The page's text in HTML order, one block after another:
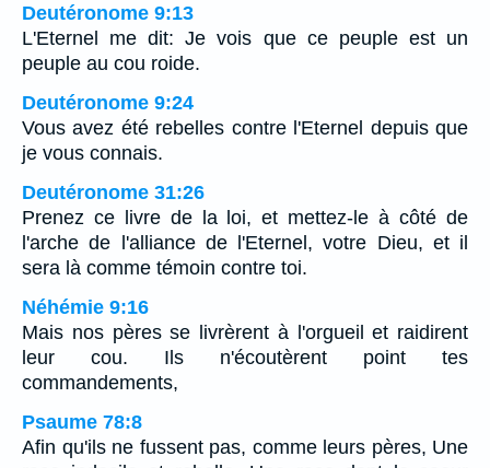
Deutéronome 9:13
L'Eternel me dit: Je vois que ce peuple est un
peuple au cou roide.
Deutéronome 9:24
Vous avez été rebelles contre l'Eternel depuis que
je vous connais.
Deutéronome 31:26
Prenez ce livre de la loi, et mettez-le à côté de
l'arche de l'alliance de l'Eternel, votre Dieu, et il
sera là comme témoin contre toi.
Néhémie 9:16
Mais nos pères se livrèrent à l'orgueil et raidirent
leur cou. Ils n'écoutèrent point tes
commandements,
Psaume 78:8
Afin qu'ils ne fussent pas, comme leurs pères, Une